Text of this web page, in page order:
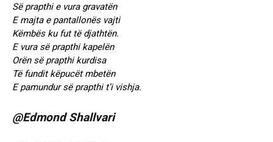
Së prapthi e vura gravatën
E majta e pantallonës vajti
Këmbës ku fut të djathtën.
E vura së prapthi kapelën
Orën së prapthi kurdisa
Të fundit këpucët mbetën
E pamundur së prapthi t’i vishja.
@Edmond Shallvari